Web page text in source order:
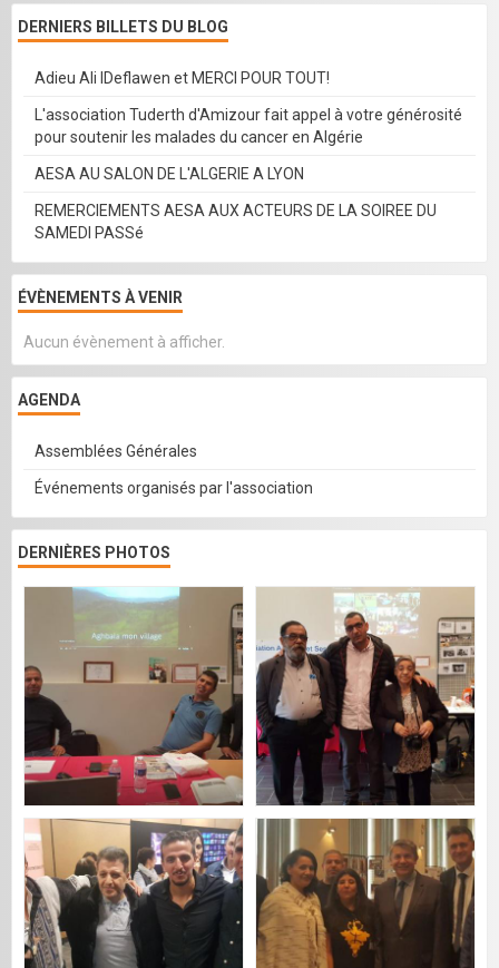
DERNIERS BILLETS DU BLOG
Adieu Ali IDeflawen et MERCI POUR TOUT!
L'association Tuderth d'Amizour fait appel à votre générosité
pour soutenir les malades du cancer en Algérie
AESA AU SALON DE L'ALGERIE A LYON
REMERCIEMENTS AESA AUX ACTEURS DE LA SOIREE DU
SAMEDI PASSé
ÉVÈNEMENTS À VENIR
Aucun évènement à afficher.
AGENDA
Assemblées Générales
Événements organisés par l'association
DERNIÈRES PHOTOS